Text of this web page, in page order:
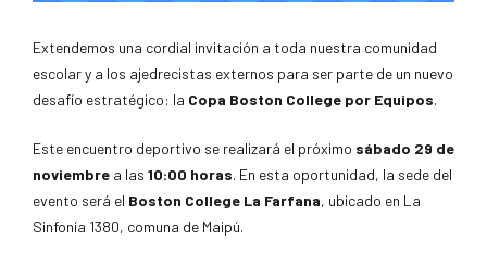
Extendemos una cordial invitación a toda nuestra comunidad
escolar y a los ajedrecistas externos para ser parte de un nuevo
desafío estratégico: la Copa Boston College por Equipos.
Este encuentro deportivo se realizará el próximo sábado 29 de
noviembre a las 10:00 horas. En esta oportunidad, la sede del
evento será el Boston College La Farfana, ubicado en La
Sinfonía 1380, comuna de Maipú.